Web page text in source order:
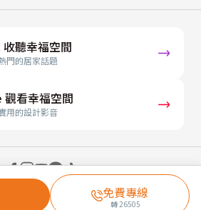
免費專線
轉26505
聽幸福空間
門的居家話題
觀看幸福空間
用的設計影音
間 Gorgeous Space Co., Ltd.